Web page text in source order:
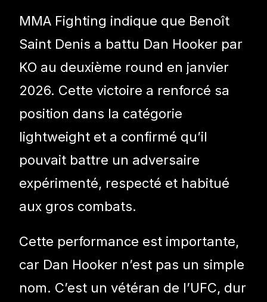
MMA Fighting indique que Benoît
Saint Denis a battu Dan Hooker par
KO au deuxième round en janvier
2026. Cette victoire a renforcé sa
position dans la catégorie
lightweight et a confirmé qu’il
pouvait battre un adversaire
expérimenté, respecté et habitué
aux gros combats.
Cette performance est importante,
car Dan Hooker n’est pas un simple
nom. C’est un vétéran de l’UFC, dur